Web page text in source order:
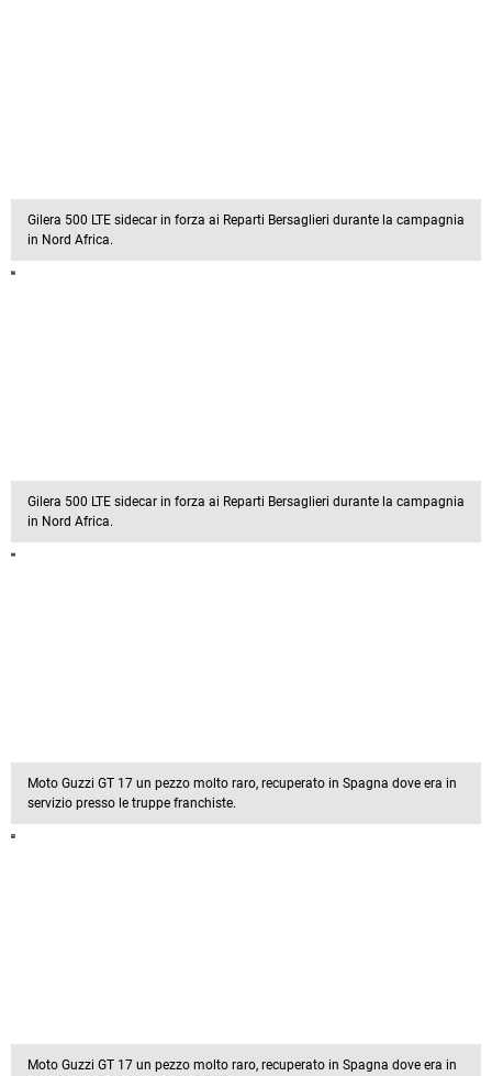
Gilera 500 LTE sidecar in forza ai Reparti Bersaglieri durante la campagnia
in Nord Africa.
Gilera 500 LTE sidecar in forza ai Reparti Bersaglieri durante la campagnia
in Nord Africa.
Moto Guzzi GT 17 un pezzo molto raro, recuperato in Spagna dove era in
servizio presso le truppe franchiste.
Moto Guzzi GT 17 un pezzo molto raro, recuperato in Spagna dove era in